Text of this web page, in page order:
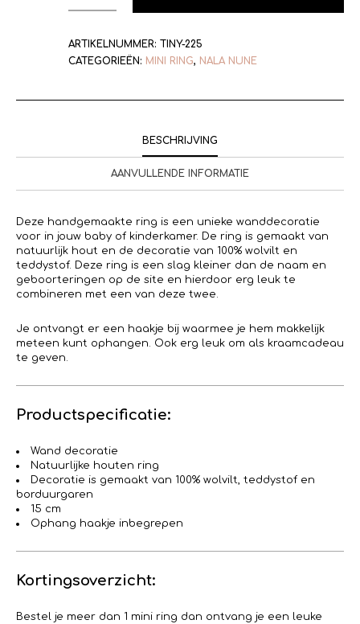
ARTIKELNUMMER: TINY-225
CATEGORIEËN: MINI RING, NALA NUNE
BESCHRIJVING
AANVULLENDE INFORMATIE
Deze handgemaakte ring is een unieke wanddecoratie
voor in jouw baby of kinderkamer. De ring is gemaakt van
natuurlijk hout en de decoratie van 100% wolvilt en
teddystof. Deze ring is een slag kleiner dan de naam en
geboorteringen op de site en hierdoor erg leuk te
combineren met een van deze twee.
Je ontvangt er een haakje bij waarmee je hem makkelijk
meteen kunt ophangen. Ook erg leuk om als kraamcadeau
te geven.
Productspecificatie:
Wand decoratie
Natuurlijke houten ring
Decoratie is gemaakt van 100% wolvilt, teddystof en
borduurgaren
15 cm
Ophang haakje inbegrepen
Kortingsoverzicht:
Bestel je meer dan 1 mini ring dan ontvang je een leuke